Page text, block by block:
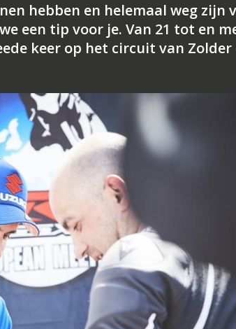
hebben en helemaal weg zijn
een tip voor je. Van 21 tot en
keer op het circuit van Zolder